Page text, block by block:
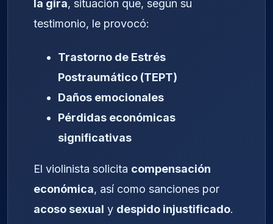
la gira, situación que, según su
testimonio, le provocó:
Trastorno de Estrés
Postraumático (TEPT)
Daños emocionales
Pérdidas económicas
significativas
El violinista solicita compensación
económica, así como sanciones por
acoso sexual y despido injustificado.